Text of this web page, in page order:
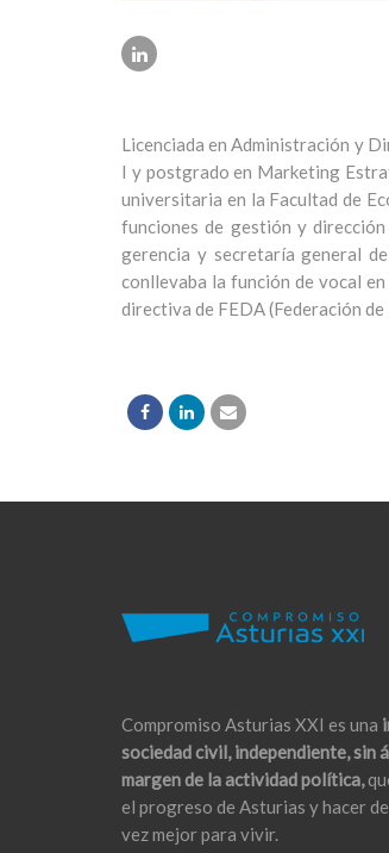
Licenciada en Administración y
I y postgrado en Marketing
universitaria en la Facultad de
funciones de gestión y
gerencia y secretaría general
conllevaba la función de vocal
directiva de FEDA (Federación
Compromiso Asturias XXI es una
sociedad civil, independiente, sin
margen de la actividad política,
el progreso de Asturias y hacer
vez mejor para vivir.